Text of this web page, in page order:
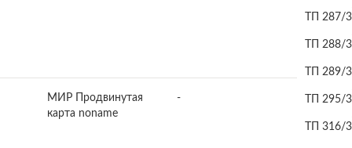
ТП 287/3
ТП 288/3
ТП 289/3
ТП 295/3
ТП 316/3
МИР Продвинутая
карта noname
-